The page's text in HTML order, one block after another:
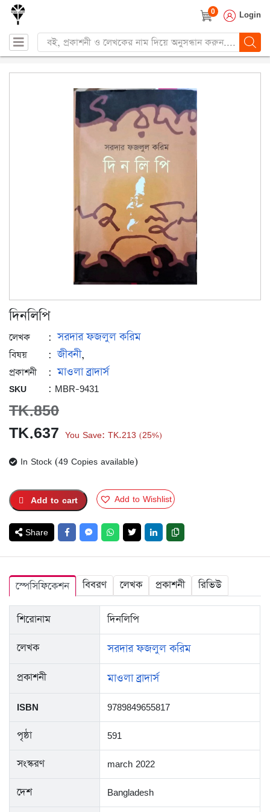
0 Login
Products
search
দিনলিপি
লেখক : সরদার ফজলুল করিম
বিষয় : জীবনী,
প্রকাশনী : মাওলা ব্রাদার্স
SKU : MBR-9431
TK.850
Original
price
TK.850.
TK.637 Current
price
TK.637.
You Save: TK.213 (25%)
In Stock (49 Copies available)
Add to cart Add to Wishlist
Share
স্পেসিফিকেশন বিবরণ লেখক প্রকাশনী রিভিউ
শিরোনাম দিনলিপি
লেখক সরদার ফজলুল করিম
প্রকাশনী মাওলা ব্রাদার্স
ISBN 9789849655817
পৃষ্ঠা 591
সংস্করণ march 2022
দেশ Bangladesh